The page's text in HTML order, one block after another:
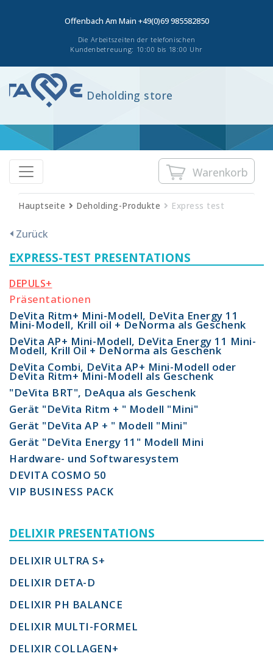
Offenbach Am Main +49(0)69 985582850
Die Arbeitszeiten der telefonischen
Kundenbetreuung: 10:00 bis 18:00 Uhr
Deholding store
Warenkorb
Hauptseite Deholding-Produkte Express test
Zurück
EXPRESS-TEST PRESENTATIONS
DEPULS+
Präsentationen
DeVita Ritm+ Mini-Modell, DeVita Energy 11
Mini-Modell, Krill oil + DeNorma als Geschenk
DeVita AP+ Mini-Modell, DeVita Energy 11 Mini-
Modell, Krill Oil + DeNorma als Geschenk
DeVita Combi, DeVita AP+ Mini-Modell oder
DeVita Ritm+ Mini-Modell als Geschenk
"DeVita BRT", DeAqua als Geschenk
Gerät "DeVita Ritm + " Modell "Mini"
Gerät "DeVita AP + " Modell "Mini"
Gerät "DeVita Energy 11" Modell Mini
Hardware- und Softwaresystem
DEVITA COSMO 50
VIP BUSINESS PACK
DELIXIR PRESENTATIONS
DELIXIR ULTRA S+
DELIXIR DETA-D
DELIXIR PH BALANCE
DELIXIR MULTI-FORMEL
DELIXIR COLLAGEN+